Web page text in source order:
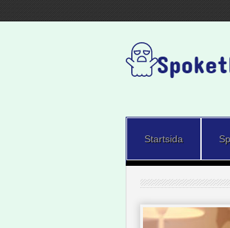
Startsida